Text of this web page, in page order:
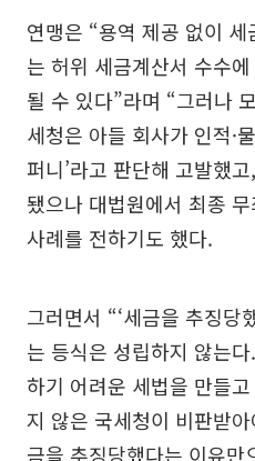
연맹은 “용역 제공 없이
는 허위 세금계산서 수수
될 수 있다”라며 “그러나
세청은 아들 회사가 인적·
퍼니’라고 판단해 고발했
됐으나 대법원에서 최종
사례를 전하기도 했다.
그러면서 “‘세금을 추징당
는 등식은 성립하지 않는
하기 어려운 세법을 만들
지 않은 국세청이 비판받
금을 추징당했다는 이유